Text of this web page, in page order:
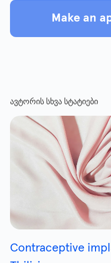
Make an
ავტორის სხვა სტატიები
Contraceptive